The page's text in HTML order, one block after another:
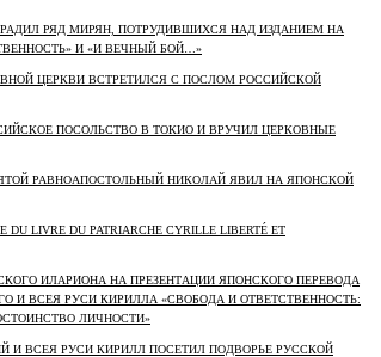
РЯД МИРЯН, ПОТРУДИВШИХСЯ НАД ИЗДАНИЕМ НА
И «И ВЕЧНЫЙ БОЙ…»
ЦЕРКВИ ВСТРЕТИЛСЯ С ПОСЛОМ РОССИЙСКОЙ
ПОСОЛЬСТВО В ТОКИО И ВРУЧИЛ ЦЕРКОВНЫЕ
РАВНОАПОСТОЛЬНЫЙ НИКОЛАЙ ЯВИЛ НА ЯПОНСКОЙ
DU LIVRE DU PATRIARCHE CYRILLE LIBERTÉ ET
ИЛАРИОНА НА ПРЕЗЕНТАЦИИ ЯПОНСКОГО ПЕРЕВОДА
И ВСЕЯ РУСИ КИРИЛЛА «СВОБОДА И ОТВЕТСТВЕННОСТЬ:
ЛИЧНОСТИ»
И ВСЕЯ РУСИ КИРИЛЛ ПОСЕТИЛ ПОДВОРЬЕ РУССКОЙ